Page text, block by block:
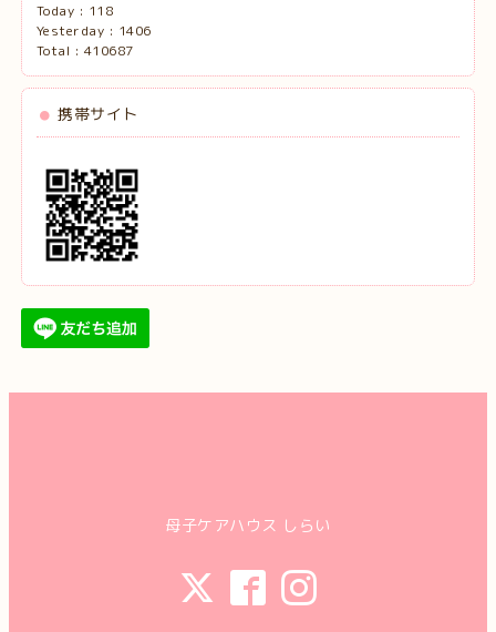
Today : 118
Yesterday : 1406
Total : 410687
携帯サイト
母子ケアハウス しらい